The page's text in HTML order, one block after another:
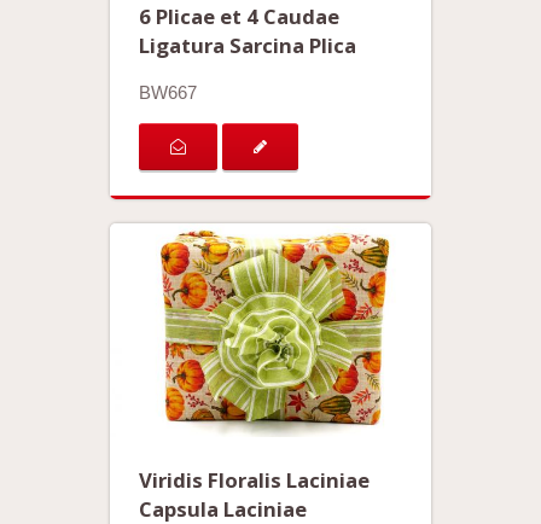
6 Plicae et 4 Caudae
Ligatura Sarcina Plica
BW667
Viridis Floralis Laciniae
Capsula Laciniae